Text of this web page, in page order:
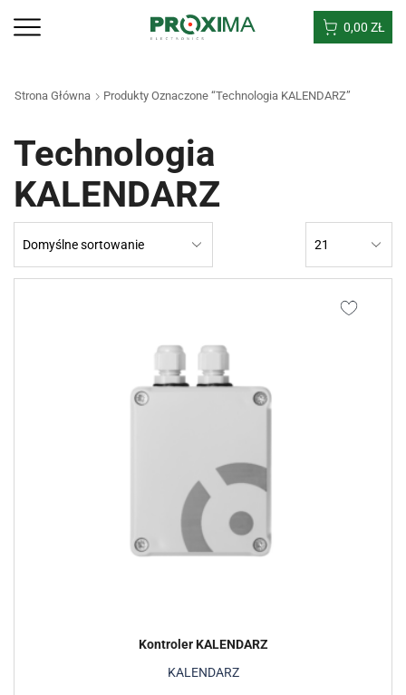
0,00 ZŁ
Strona Główna Produkty Oznaczone “Technologia KALENDARZ”
Technologia
KALENDARZ
KALENDARZ
Kontroler KALENDARZ